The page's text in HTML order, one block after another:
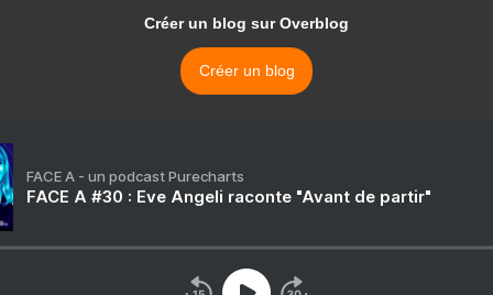
Créer un blog sur Overblog
Créer un blog
FACE A - un podcast Purecharts
FACE A #30 : Eve Angeli raconte "Avant de partir"